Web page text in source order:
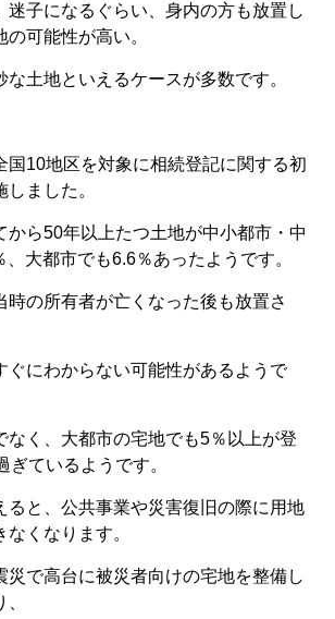
迷子になるぐらい、身内の方も放置し
可能性が高い。
な土地といえるケースが多数です。
国10地区を対象に相続登記に関する初
ました。
から50年以上たつ土地が中小都市・中
大都市でも6.6％あったようです。
時の所有者が亡くなった後も放置さ
ぐにわからない可能性があるようで
なく、大都市の宅地でも5％以上が登
ぎているようです。
ると、公共事業や災害復旧の際に用地
くなります。
災で高台に被災者向けの宅地を整備し